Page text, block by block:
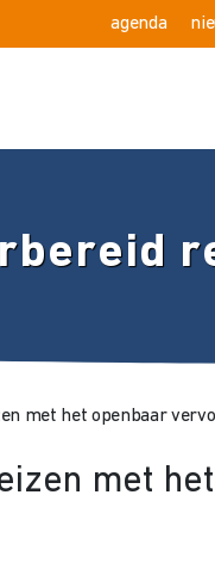
agenda
met het openbaar
met